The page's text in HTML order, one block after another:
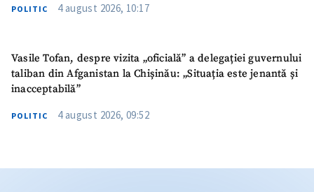
POLITIC 4 august 2026, 10:17
Vasile Tofan, despre vizita „oficială” a delegației guvernului
taliban din Afganistan la Chișinău: „Situația este jenantă și
inacceptabilă”
POLITIC 4 august 2026, 09:52